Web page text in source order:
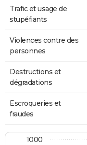
Trafic et usage de
stupéfiants
Violences contre des
personnes
Destructions et
dégradations
Escroqueries et
fraudes
1000